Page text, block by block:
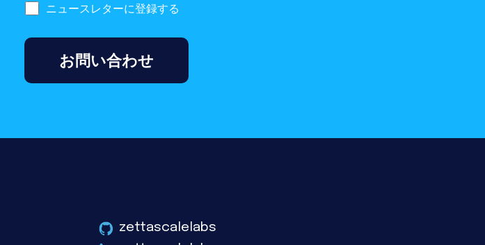
ニュースレターに登録する
zettascalelabs